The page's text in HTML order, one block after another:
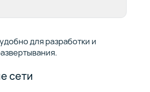
для разработки и
сети